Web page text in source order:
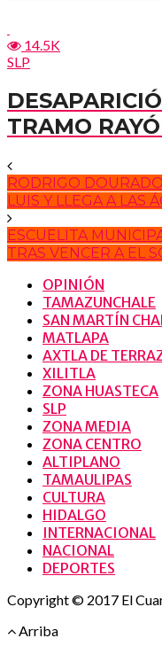
14.5K
SLP
TRAMO
RODRIGO
LUIS Y LLEGA A LAS
ESCUELITA
TRAS VENCER A EL
OPINIÓN
TAMAZUNCHALE
SAN MARTÍN
MATLAPA
AXTLA DE
XILITLA
ZONA HUASTECA
SLP
ZONA MEDIA
ZONA CENTRO
ALTIPLANO
TAMAULIPAS
CULTURA
HIDALGO
INTERNACIONAL
NACIONAL
DEPORTES
Copyright © 2017 El
Arriba